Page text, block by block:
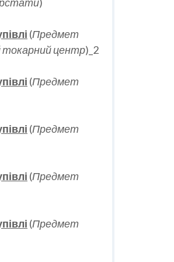
(Предмет
токарний центр)_2
(Предмет
(Предмет
(Предмет
(Предмет